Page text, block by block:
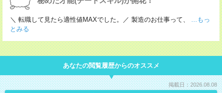
＼ 転職して見たら適性値MAXでした。／ 製造のお仕事って、
...もっ
とみる
あなたの閲覧履歴からのオススメ
掲載日：2026.08.08